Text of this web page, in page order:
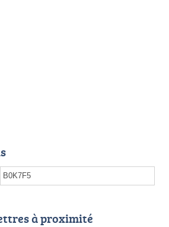
B0K7F5
à proximité